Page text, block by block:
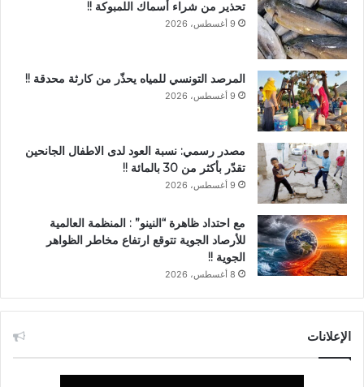
تحذير من شراء أسماك اللمبوكة !!
9 أغسطس، 2026
المرصد التونسي للمياه يحذّر من كارثة محدقة !!
9 أغسطس، 2026
مصدر رسمي: نسبة العود لدى الاطفال الجانحين
تقدّر بأكثر من 30 بالمائة !!
9 أغسطس، 2026
مع احتداد ظاهرة “النينو” : المنظمة العالمية
للأرصاد الجوية تتوقع ارتفاع مخاطر الظواهر
الجوية !!
8 أغسطس، 2026
الإعلانات